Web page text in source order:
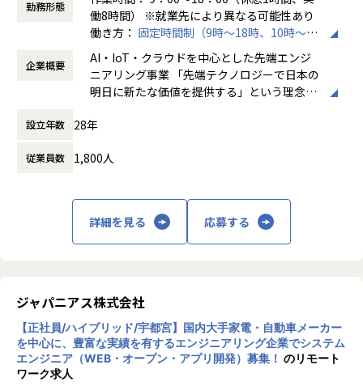
※地元密着主義のため、地元の大手企業でのプロジェクト
を前提としています。
＜魅力ポイント＞
★転勤がない会社
地域愛採用を行っているため、基本的にご自宅から通える
家族と一緒に過ごすことができ、好きな地域で安心して働
基本給で勝負している会社です！技術手当等で大きく見せ
ることをしておりません。
昇給は、基本給を上げていくため、賞与や残業代も必然的
スタンバイ期間は、しっかりJ-collegeにて研修を準備。
ベテラン講師からリアルタイムで教わる事ができます！決
して放置しない会社です。
AIの知見が増えたり資格取得をバックアップしています！
（AIエンジニアコース/IT パスポート試験+基本情報技術者試
勤務形態
働8時間） ※就業先により異なる可能性あり
働き方： 固定時間制（9時～18時、10時～19
時間外労働の有無： 有（月平均20時間～30
時間）
休憩時間： 60分
企業概要
AI・IoT・クラウドを中心とした先端エンジ
ニアリング事業 「先端テクノロジーで日本の
明日に新たな価値を提供する」という理念を
た先端テクノロジーの中で「ジャパニアスだ
アリング業界から必要とされ続ける会社を目
設立年数 28年
従業員数 1,800人
詳細を見る 応募する
ジャパニアス株式会社
【正社員/ハイブリッド/宇都宮】国内大手家電・自動車メーカー
を中心に、豊富な実績を有するエンジニアリング企業でシステム
エンジニア（WEB・オープン・アプリ開発）募集！ のリモート
ワーク求人